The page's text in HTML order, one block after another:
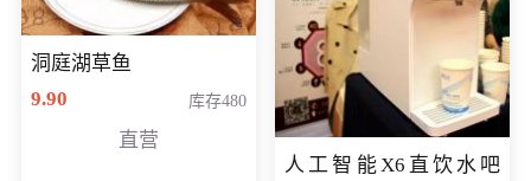
洞庭湖草鱼
9.90
库存480
直营
人工智能X6直饮水吧